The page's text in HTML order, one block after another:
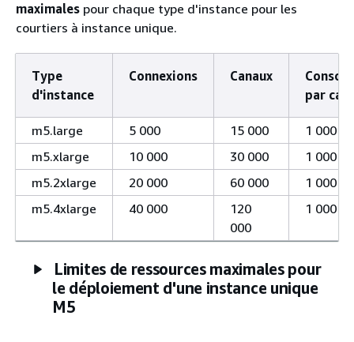
maximales pour chaque type d'instance pour les
courtiers à instance unique.
Type
d'instance
Connexions Canaux
par
m5.large 5 000 15 000
1 000
m5.xlarge
10 000 30 000
1 000
m5.2xlarge
20 000 60 000
1 000
m5.4xlarge
40 000
120
000
1 000
Limites de ressources maximales pour
le déploiement d'une instance unique
M5